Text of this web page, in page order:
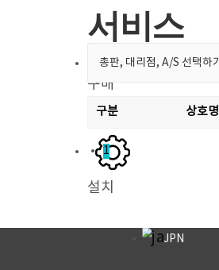
서비스
구매
설치
구분 상호명
1
회사비젼
위치안내
홍보센터
JPN